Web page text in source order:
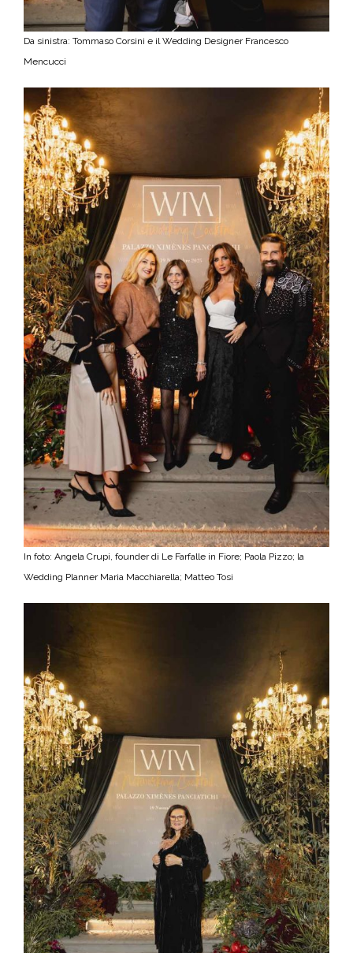
Da sinistra: Tommaso Corsini e il Wedding Designer Francesco
Mencucci
In foto: Angela Crupi, founder di Le Farfalle in Fiore; Paola Pizzo; la
Wedding Planner Maria Macchiarella; Matteo Tosi